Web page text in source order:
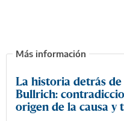
La historia detrás
Bullrich:
origen de la causa y